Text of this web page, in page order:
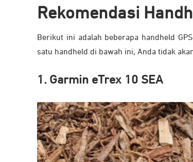
Rekomendasi
Berikut ini adalah beberapa handheld
satu handheld di bawah ini, Anda tidak
1. Garmin eTrex 10 SEA